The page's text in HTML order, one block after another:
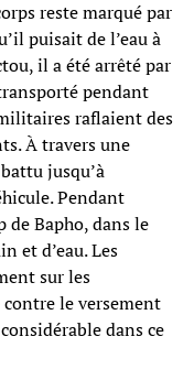
reste marqué par
puisait de l’eau à
il a été arrêté par
pendant
raflaient des
À travers une
jusqu’à
Pendant
Bapho, dans le
et d’eau. Les
sur les
le versement
dans ce